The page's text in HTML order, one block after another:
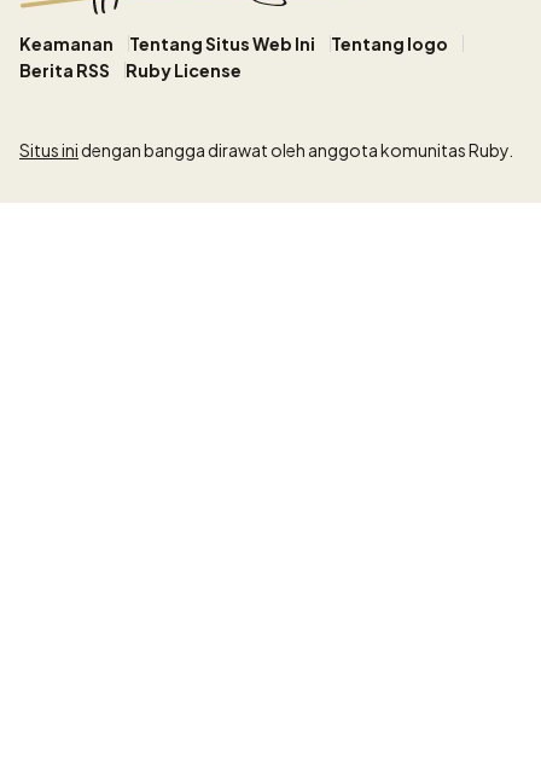
Keamanan Tentang Situs Web Ini
Tentang logo
Berita RSS
Ruby License
Situs inidengan bangga dirawat oleh anggota komunitas Ruby.